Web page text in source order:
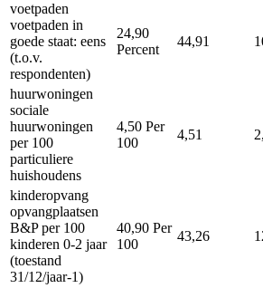
voetpaden
voetpaden in
goede staat: eens
(t.o.v.
respondenten)
24,90
Percent
44,91
huurwoningen
sociale
huurwoningen
per 100
particuliere
huishoudens
4,50 Per
100
4,51
kinderopvang
opvangplaatsen
B&P per 100
kinderen 0-2 jaar
(toestand
31/12/jaar-1)
40,90 Per
100
43,26